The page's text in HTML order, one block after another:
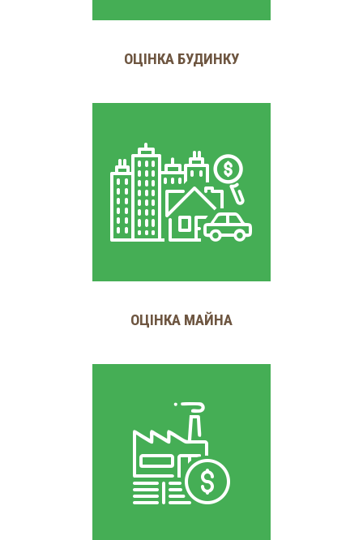
ОЦІНКА БУДИНКУ
ОЦІНКА МАЙНА